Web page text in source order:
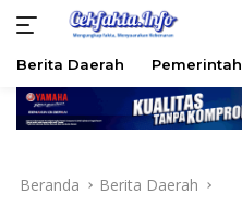
Langsung
Berita Daerah Pemerintah
Beranda Berita Daerah